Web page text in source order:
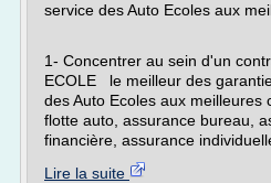
service des Auto Ecoles aux
1- Concentrer au sein d'un
ECOLE le meilleur des
des Auto Ecoles aux meilleures
flotte auto, assurance bureau,
financière, assurance
Lire la suite